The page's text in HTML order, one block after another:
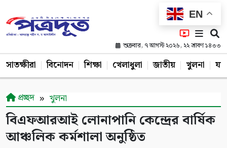
EN
শুক্রবার, ৭ আগস্ট ২০২৬, ২২ শ্রাবণ ১৪৩৩
সাতক্ষীরা বিনোদন শিক্ষা খেলাধুলা জাতীয় খুলনা
প্রচ্ছদ খুলনা
বিএফআরআই লোনাপানি কেন্দ্রের বার্ষিক
আঞ্চলিক কর্মশালা অনুষ্ঠিত